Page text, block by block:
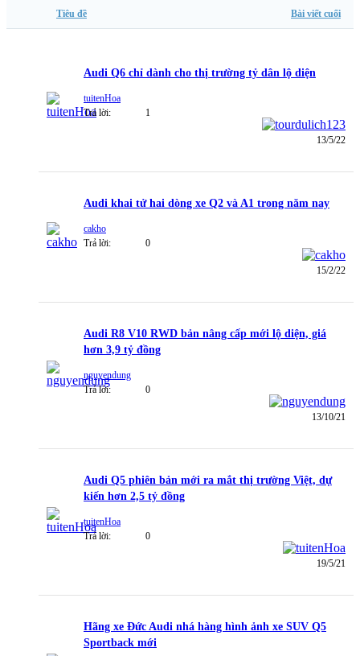
Tiêu đề Bài viết cuối
Audi Q6 chỉ dành cho thị trường tỷ dân lộ diện
tuitenHoa
Trả lời:
1
13/5/22
Audi khai tử hai dòng xe Q2 và A1 trong năm nay
cakho
Trả lời:
0
15/2/22
Audi R8 V10 RWD bản nâng cấp mới lộ diện, giá
hơn 3,9 tỷ đồng
nguyendung
Trả lời:
0
13/10/21
Audi Q5 phiên bản mới ra mắt thị trường Việt, dự
kiến hơn 2,5 tỷ đồng
tuitenHoa
Trả lời:
0
19/5/21
Hãng xe Đức Audi nhá hàng hình ảnh xe SUV Q5
Sportback mới